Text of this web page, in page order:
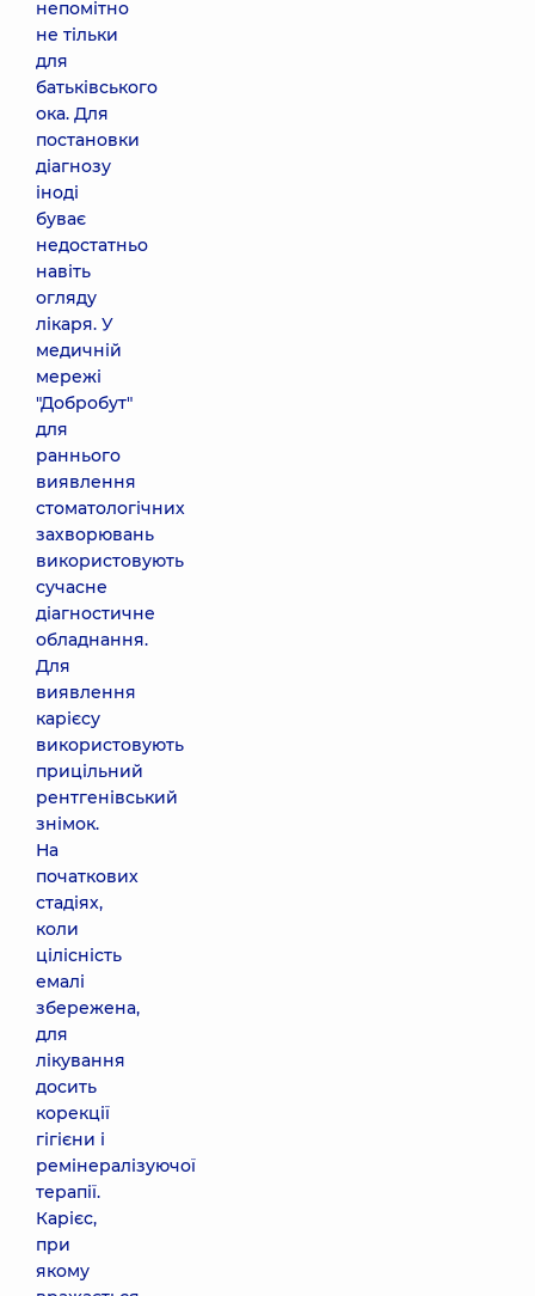
непомітно
не тільки
для
батьківського
ока. Для
постановки
діагнозу
іноді
буває
недостатньо
навіть
огляду
лікаря. У
медичній
мережі
"Добробут"
для
раннього
виявлення
стоматологічних
захворювань
використовують
сучасне
діагностичне
обладнання.
Для
виявлення
карієсу
використовують
прицільний
рентгенівський
знімок.
На
початкових
стадіях,
коли
цілісність
емалі
збережена,
для
лікування
досить
корекції
гігієни і
ремінералізуючої
терапії.
Карієс,
при
якому